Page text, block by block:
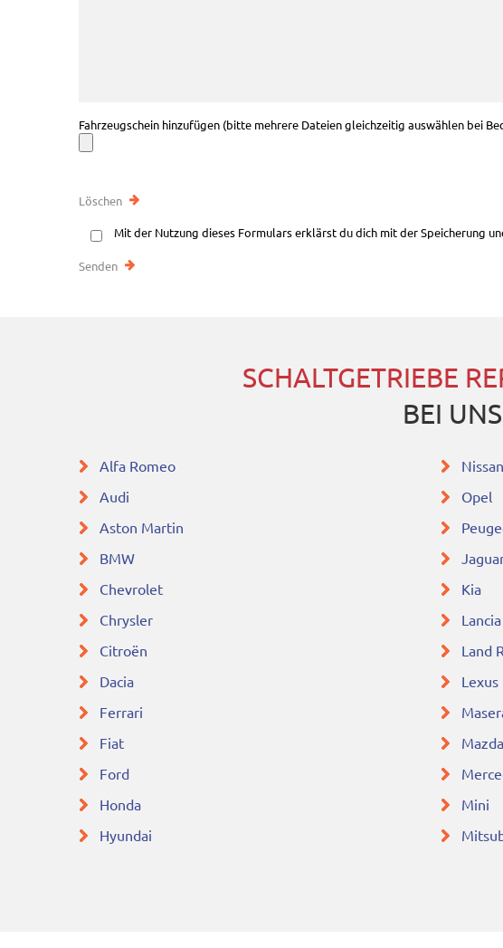
Fahrzeugschein hinzufügen (bitte mehrere Dateien gleichzeitig auswählen bei
Mit der Nutzung dieses Formulars erklärst du dich mit der Speicherung
SCHALTGETRIEBE
BEI
Alfa Romeo
Audi
Aston Martin
BMW
Chevrolet
Chrysler
Citroën
Dacia
Ferrari
Fiat
Ford
Honda
Hyundai
Nissan
Opel
Kia
Lancia
Land
Lexus
Mazda
Mini